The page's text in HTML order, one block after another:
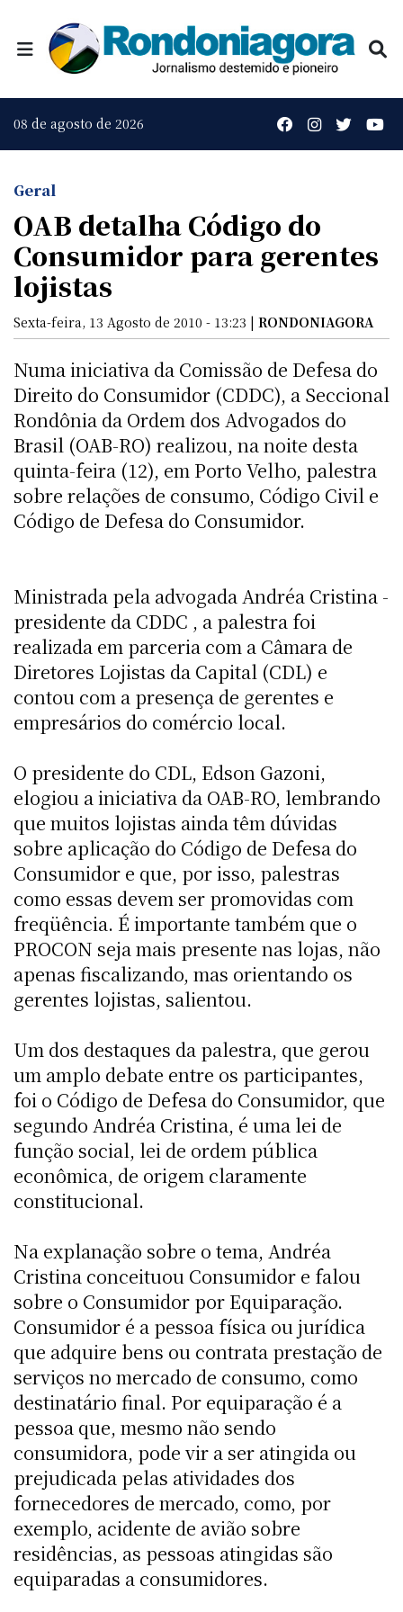
08 de agosto de 2026
Geral
OAB detalha Código do
Consumidor para gerentes
lojistas
Sexta-feira, 13 Agosto de 2010 - 13:23 | RONDONIAGORA
Numa iniciativa da Comissão de Defesa do
Direito do Consumidor (CDDC), a Seccional
Rondônia da Ordem dos Advogados do
Brasil (OAB-RO) realizou, na noite desta
quinta-feira (12), em Porto Velho, palestra
sobre relações de consumo, Código Civil e
Código de Defesa do Consumidor.
Ministrada pela advogada Andréa Cristina -
presidente da CDDC , a palestra foi
realizada em parceria com a Câmara de
Diretores Lojistas da Capital (CDL) e
contou com a presença de gerentes e
empresários do comércio local.
O presidente do CDL, Edson Gazoni,
elogiou a iniciativa da OAB-RO, lembrando
que muitos lojistas ainda têm dúvidas
sobre aplicação do Código de Defesa do
Consumidor e que, por isso, palestras
como essas devem ser promovidas com
freqüência. É importante também que o
PROCON seja mais presente nas lojas, não
apenas fiscalizando, mas orientando os
gerentes lojistas, salientou.
Um dos destaques da palestra, que gerou
um amplo debate entre os participantes,
foi o Código de Defesa do Consumidor, que
segundo Andréa Cristina, é uma lei de
função social, lei de ordem pública
econômica, de origem claramente
constitucional.
Na explanação sobre o tema, Andréa
Cristina conceituou Consumidor e falou
sobre o Consumidor por Equiparação.
Consumidor é a pessoa física ou jurídica
que adquire bens ou contrata prestação de
serviços no mercado de consumo, como
destinatário final. Por equiparação é a
pessoa que, mesmo não sendo
consumidora, pode vir a ser atingida ou
prejudicada pelas atividades dos
fornecedores de mercado, como, por
exemplo, acidente de avião sobre
residências, as pessoas atingidas são
equiparadas a consumidores.